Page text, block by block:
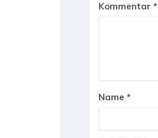
Kommentar *
Name *